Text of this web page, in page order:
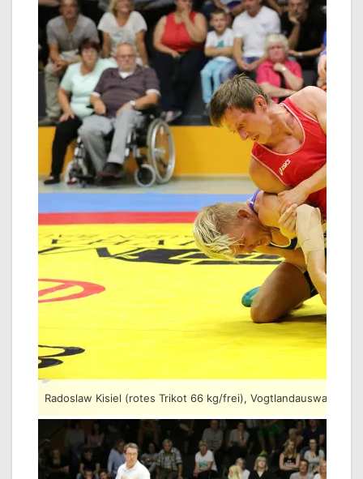
Radoslaw Kisiel (rotes Trikot 66 kg/frei), Vogtlandauswahl